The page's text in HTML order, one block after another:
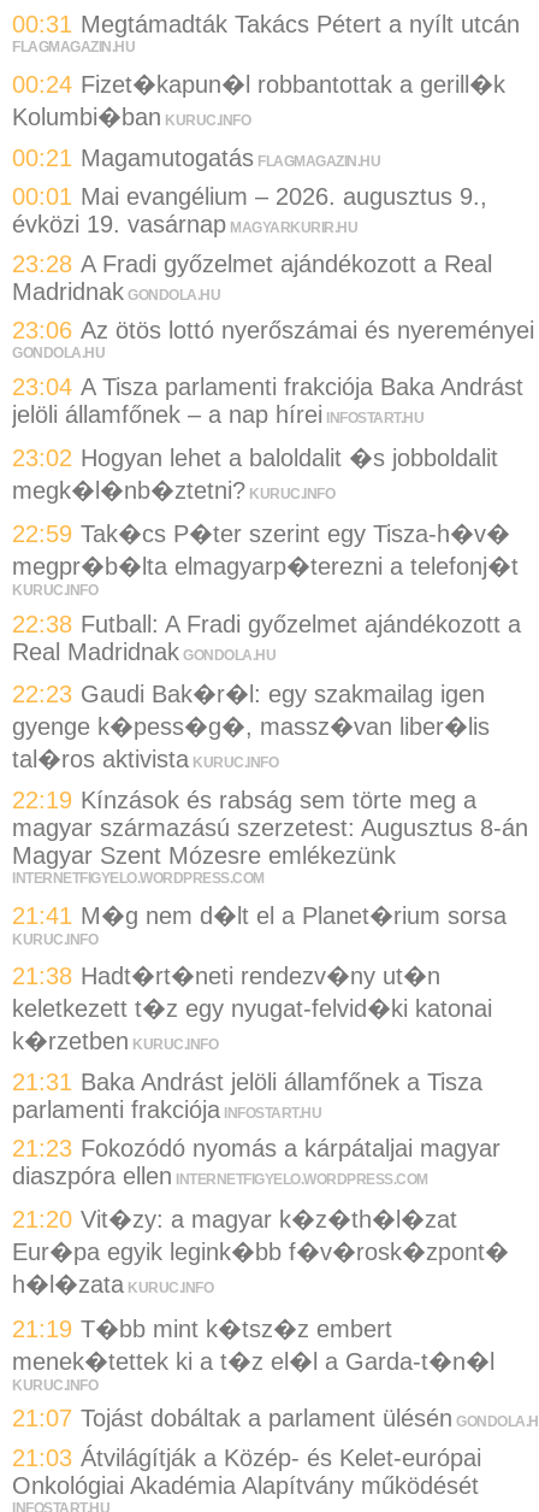
00:31 Megtámadták Takács Pétert a nyílt utcán
FLAGMAGAZIN.HU
00:24 Fizet�kapun�l robbantottak a gerill�k
Kolumbi�ban KURUC.INFO
00:21 Magamutogatás FLAGMAGAZIN.HU
00:01 Mai evangélium – 2026. augusztus 9.,
évközi 19. vasárnap MAGYARKURIR.HU
23:28 A Fradi győzelmet ajándékozott a Real
Madridnak GONDOLA.HU
23:06 Az ötös lottó nyerőszámai és nyereményei
GONDOLA.HU
23:04 A Tisza parlamenti frakciója Baka Andrást
jelöli államfőnek – a nap hírei
INFOSTART.HU
23:02 Hogyan lehet a baloldalit �s jobboldalit
megk�l�nb�ztetni? KURUC.INFO
22:59 Tak�cs P�ter szerint egy Tisza-h�v�
megpr�b�lta elmagyarp�terezni a telefonj�t
KURUC.INFO
22:38 Futball: A Fradi győzelmet ajándékozott a
Real Madridnak GONDOLA.HU
22:23 Gaudi Bak�r�l: egy szakmailag igen
gyenge k�pess�g�, massz�van liber�lis
tal�ros aktivista KURUC.INFO
22:19 Kínzások és rabság sem törte meg a
magyar származású szerzetest: Augusztus 8-án
Magyar Szent Mózesre emlékezünk
INTERNETFIGYELO.WORDPRESS.COM
21:41 M�g nem d�lt el a Planet�rium sorsa
KURUC.INFO
21:38 Hadt�rt�neti rendezv�ny ut�n
keletkezett t�z egy nyugat-felvid�ki katonai
k�rzetben KURUC.INFO
21:31 Baka Andrást jelöli államfőnek a Tisza
parlamenti frakciója INFOSTART.HU
21:23 Fokozódó nyomás a kárpátaljai magyar
diaszpóra ellen
INTERNETFIGYELO.WORDPRESS.COM
21:20 Vit�zy: a magyar k�z�th�l�zat
Eur�pa egyik legink�bb f�v�rosk�zpont�
h�l�zata KURUC.INFO
21:19 T�bb mint k�tsz�z embert
menek�tettek ki a t�z el�l a Garda-t�n�l
KURUC.INFO
21:07 Tojást dobáltak a parlament ülésén
21:03 Átvilágítják a Közép- és Kelet-európai
Onkológiai Akadémia Alapítvány működését
INFOSTART.HU